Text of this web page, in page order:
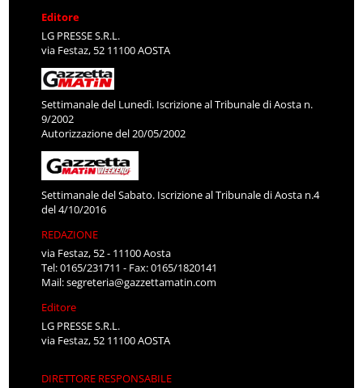
Editore
LG PRESSE S.R.L.
via Festaz, 52 11100 AOSTA
Settimanale del Lunedì. Iscrizione al Tribunale di Aosta n.
9/2002
Autorizzazione del 20/05/2002
Settimanale del Sabato. Iscrizione al Tribunale di Aosta n.4
del 4/10/2016
REDAZIONE
via Festaz, 52 - 11100 Aosta
Tel: 0165/231711 - Fax: 0165/1820141
Mail:segreteria@gazzettamatin.com
Editore
LG PRESSE S.R.L.
via Festaz, 52 11100 AOSTA
DIRETTORE RESPONSABILE